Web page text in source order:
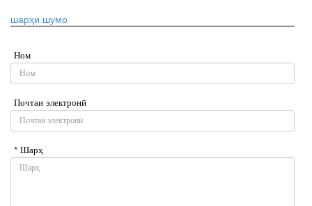
шарҳи шумо
Ном
Почтаи электронӣ
* Шарҳ